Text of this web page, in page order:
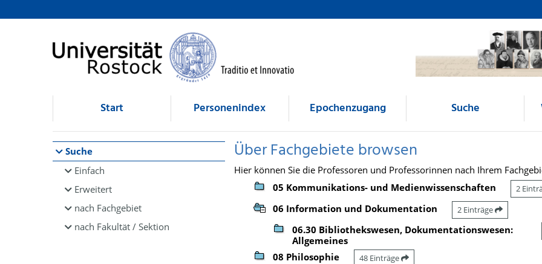
Browsen
direkt zum Inhalt
Start Personenindex Epochenzugang Suche
Suche
Einfach
Erweitert
nach Fachgebiet
nach Fakultät / Sektion
Über Fachgebiete browsen
Hier können Sie die Professoren und Professorinnen nach Ihrem
05 Kommunikations- und Medienwissenschaften
2
06 Information und Dokumentation 2 Einträge
06.30 Bibliothekswesen, Dokumentationswesen:
Allgemeines
08 Philosophie 48 Einträge